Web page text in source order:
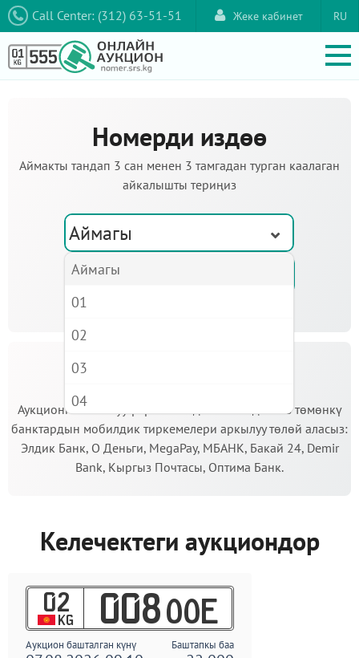
Call Center: (312) 63-51-51 RU
Жеке кабинет
Номерди издөө
Аймакты тандап 3 сан менен 3 тамгадан турган каалаган
айкалышты териңиз
Аймагы
Аукционго катышуу үчүн кепилдик салымды Сиз төмөнкү
банктардын мобилдик тиркемелери аркылуу төлөй аласыз:
Элдик Банк, О Деньги, MegaPay, МБАНК, Бакай 24, Demir
Bank, Кыргыз Почтасы, Оптима Банк.
Келечектеги аукциондор
02
KG 008 OOE
Аукцион башталган күнү Баштапкы баа
Аймагы
01
02
03
04
05
06